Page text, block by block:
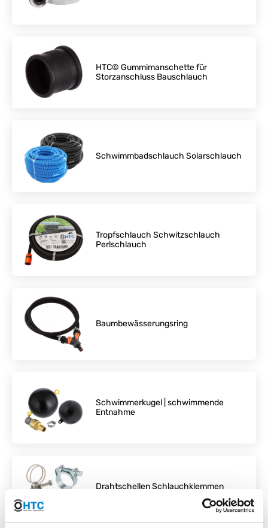
HTC© Gummimanschette für
Storzanschluss Bauschlauch
Schwimmbadschlauch Solarschlauch
Tropfschlauch Schwitzschlauch
Perlschlauch
Baumbewässerungsring
Schwimmerkugel | schwimmende
Entnahme
Drahtschellen Schlauchklemmen